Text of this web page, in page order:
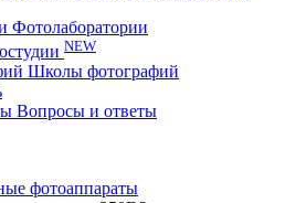
Фотолаборатории
NEW
Школы фотографий
Вопросы и ответы
фотоаппараты